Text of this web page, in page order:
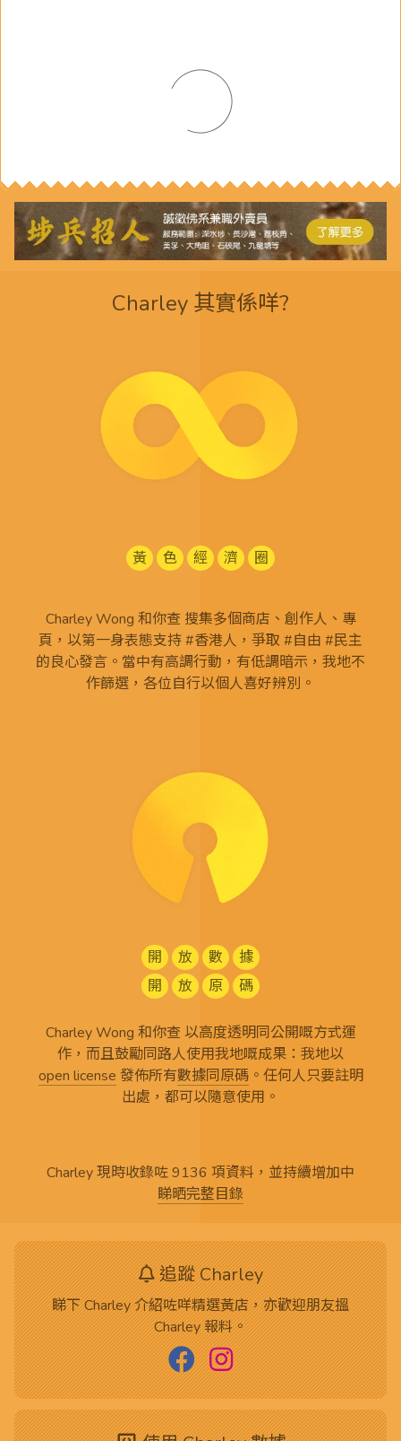
Charley 其實係咩?
黃 色 經 濟 圈
Charley Wong 和你查 搜集多個商店、創作人、專
頁，以第一身表態支持 #香港人，爭取 #自由 #民主
的良心發言。當中有高調行動，有低調暗示，我地不
作篩選，各位自行以個人喜好辨別。
開 放 數
據
開
放 原 碼
Charley Wong 和你查 以高度透明同公開嘅方式運
作，而且鼓勵同路人使用我地嘅成果：我地以
open license 發佈所有數據同原碼。任何人只要註明
出處，都可以隨意使用。
Charley 現時收錄咗 9136 項資料，並持續增加中
睇晒完整目錄
追蹤 Charley
睇下 Charley 介紹咗咩精選黃店，亦歡迎朋友搵
Charley 報料。